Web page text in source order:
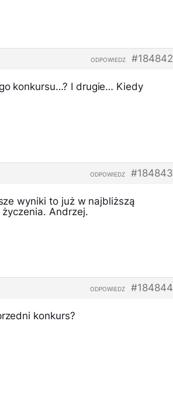
#184842
ODPOWIEDZ
konkursu…? I drugie… Kiedy
#184843
ODPOWIEDZ
wyniki to już w najbliższą
Andrzej.
#184844
ODPOWIEDZ
konkurs?